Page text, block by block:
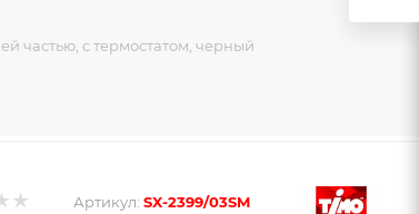
частью, с термостатом, черный
Артикул: SX-2399/03SM